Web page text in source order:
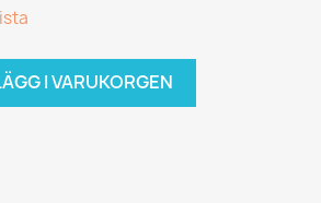
I VARUKORGEN